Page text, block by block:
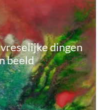
dingen
beeld